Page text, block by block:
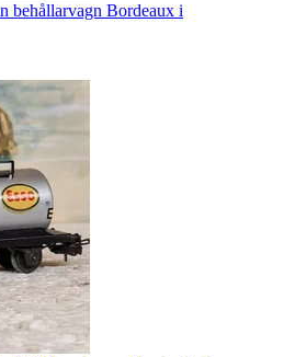
behållarvagn Bordeaux i